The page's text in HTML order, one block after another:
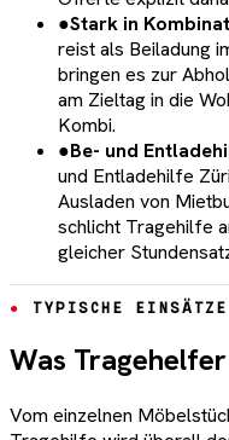
●Stark in
reist als Beiladung
bringen es zur
am Zieltag in die
Kombi.
●Be- und
und Entladehilfe
Ausladen von
schlicht Tragehilfe
gleicher
TYPISCHE EINSÄTZE
Was
Vom einzelnen